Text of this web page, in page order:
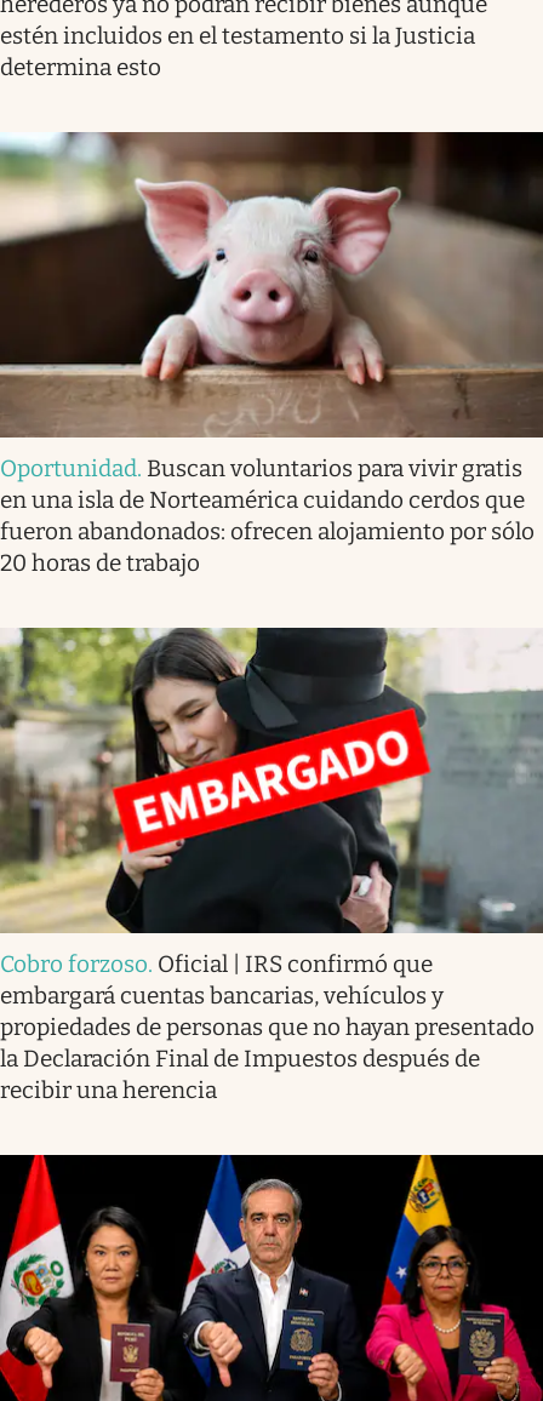
estén incluidos en el testamento si la Justicia
determina esto
Oportunidad. Buscan voluntarios para vivir gratis
en una isla de Norteamérica cuidando cerdos que
fueron abandonados: ofrecen alojamiento por sólo
20 horas de trabajo
Cobro forzoso. Oficial | IRS confirmó que
embargará cuentas bancarias, vehículos y
propiedades de personas que no hayan presentado
la Declaración Final de Impuestos después de
recibir una herencia